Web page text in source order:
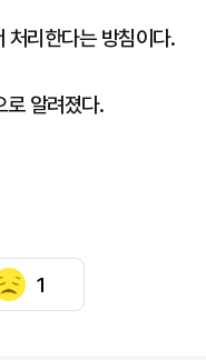
처리한다는 방침이다.
로 알려졌다.
1